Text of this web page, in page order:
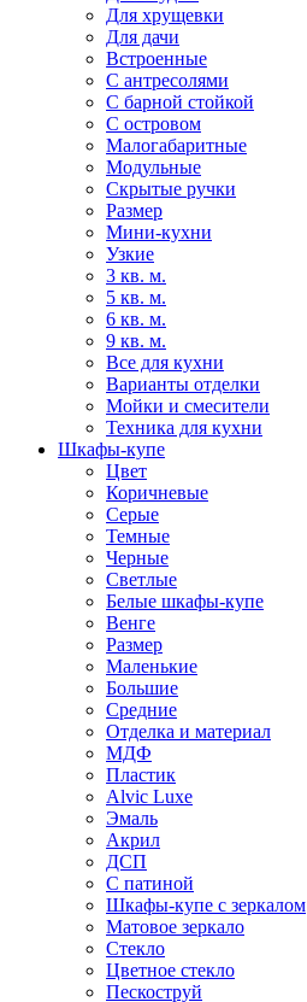
Для хрущевки
Для дачи
Встроенные
С антресолями
С барной стойкой
С островом
Малогабаритные
Модульные
Скрытые ручки
Размер
Мини-кухни
Узкие
3 кв. м.
5 кв. м.
6 кв. м.
9 кв. м.
Все для кухни
Варианты отделки
Мойки и смесители
Техника для кухни
Шкафы-купе
Цвет
Коричневые
Серые
Темные
Черные
Светлые
Белые шкафы-купе
Венге
Размер
Маленькие
Большие
Средние
Отделка и материал
МДФ
Пластик
Alvic Luxe
Эмаль
Акрил
ДСП
С патиной
Шкафы-купе с зеркалом
Матовое зеркало
Стекло
Цветное стекло
Пескоструй